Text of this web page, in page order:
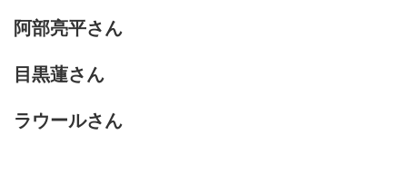
阿部亮平さん
目黒蓮さん
ラウールさん